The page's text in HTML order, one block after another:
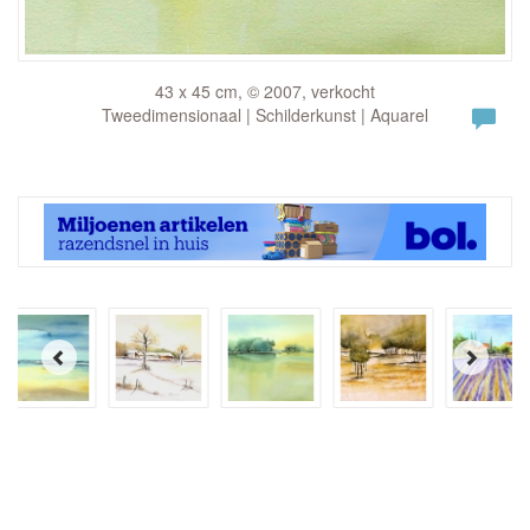
43 x 45 cm, © 2007, verkocht
Tweedimensionaal | Schilderkunst | Aquarel